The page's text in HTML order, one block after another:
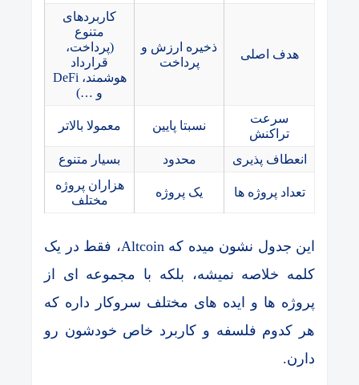
هدف اصلی
ذخیره ارزش و
پرداخت
کاربردهای
متنوع
(پرداخت،
قرارداد
هوشمند، DeFi
و …)
سرعت
تراکنش
نسبتا پایین معمولا بالاتر
انعطاف پذیری محدود بسیار متنوع
تعداد پروژه ها یک پروژه
هزاران پروژه
مختلف
این جدول نشون میده که Altcoin، فقط در یک
کلمه خلاصه نمیشه، بلکه با مجموعه ای از
پروژه ها و ایده های مختلف سروکار داره که
هر کدوم فلسفه و کاربرد خاص خودشون رو
دارن.